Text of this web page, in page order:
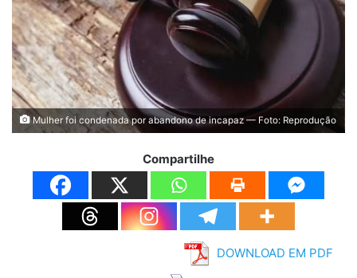
Mulher foi condenada por abandono de incapaz — Foto: Reprodução
Compartilhe
DOWNLOAD EM PDF